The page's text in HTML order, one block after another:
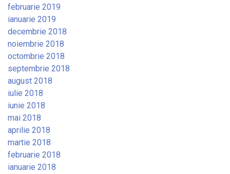
februarie 2019
ianuarie 2019
decembrie 2018
noiembrie 2018
octombrie 2018
septembrie 2018
august 2018
iulie 2018
iunie 2018
mai 2018
aprilie 2018
martie 2018
februarie 2018
ianuarie 2018